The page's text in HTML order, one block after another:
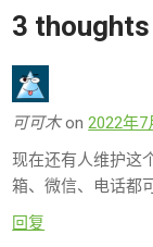
3 thoughts
可可木on2022年7
现在还有人维护这
箱、微信、电话都
回复